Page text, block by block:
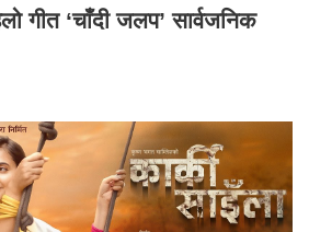
गीत ‘चाँदी जलप’ सार्वजनिक